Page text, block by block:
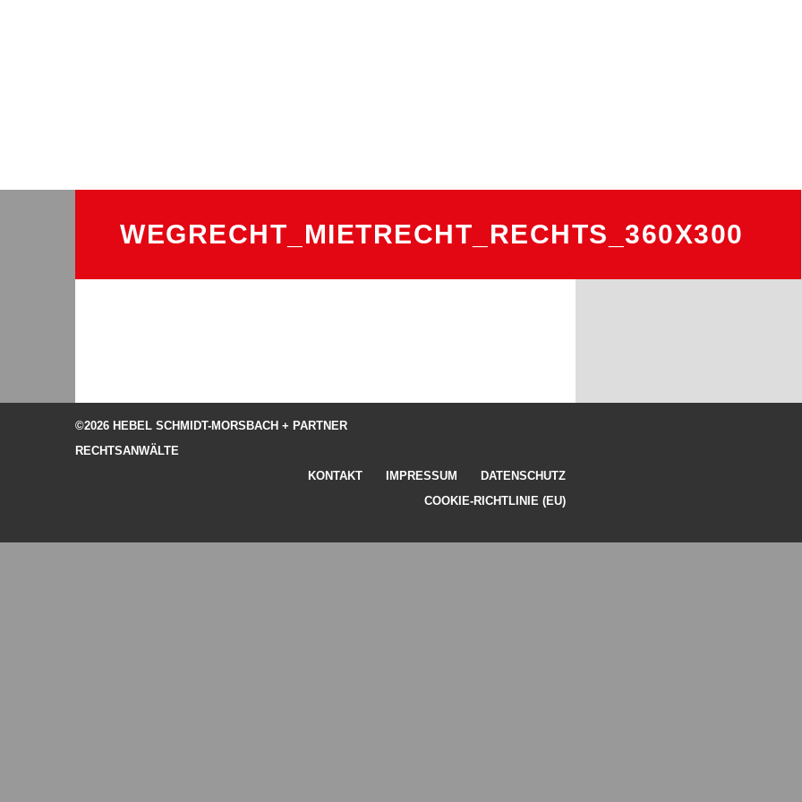
WEGRECHT_MIETRECHT_RECHTS_360X300
©2026 HEBEL SCHMIDT-MORSBACH + PARTNER
RECHTSANWÄLTE
KONTAKT
IMPRESSUM
DATENSCHUTZ
COOKIE-RICHTLINIE (EU)